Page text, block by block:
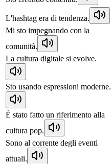
L'hashtag era di tendenza.
Mi sto impegnando con la
comunità.
La cultura digitale si evolve.
Sto usando espressioni moderne.
È stato fatto un riferimento alla
cultura pop.
Sono al corrente degli eventi
attuali.